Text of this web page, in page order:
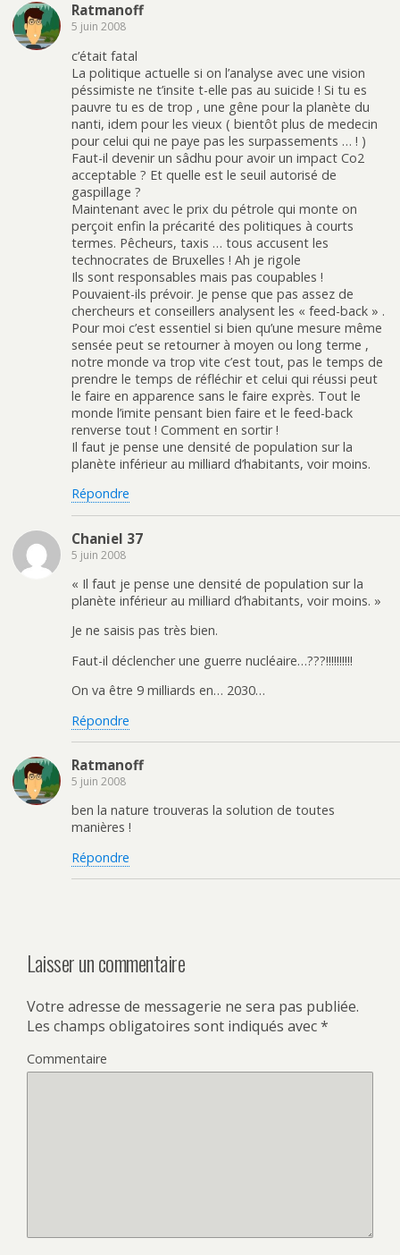
Ratmanoff
5 juin 2008
c’était fatal
La politique actuelle si on l’analyse avec une vision
péssimiste ne t’insite t-elle pas au suicide ! Si tu es
pauvre tu es de trop , une gêne pour la planète du
nanti, idem pour les vieux ( bientôt plus de medecin
pour celui qui ne paye pas les surpassements … ! )
Faut-il devenir un sâdhu pour avoir un impact Co2
acceptable ? Et quelle est le seuil autorisé de
gaspillage ?
Maintenant avec le prix du pétrole qui monte on
perçoit enfin la précarité des politiques à courts
termes. Pêcheurs, taxis … tous accusent les
technocrates de Bruxelles ! Ah je rigole
Ils sont responsables mais pas coupables !
Pouvaient-ils prévoir. Je pense que pas assez de
chercheurs et conseillers analysent les « feed-back » .
Pour moi c’est essentiel si bien qu’une mesure même
sensée peut se retourner à moyen ou long terme ,
notre monde va trop vite c’est tout, pas le temps de
prendre le temps de réfléchir et celui qui réussi peut
le faire en apparence sans le faire exprès. Tout le
monde l’imite pensant bien faire et le feed-back
renverse tout ! Comment en sortir !
Il faut je pense une densité de population sur la
planète inférieur au milliard d’habitants, voir moins.
Répondre
Chaniel 37
5 juin 2008
« Il faut je pense une densité de population sur la
planète inférieur au milliard d’habitants, voir moins. »
Je ne saisis pas très bien.
Faut-il déclencher une guerre nucléaire…???!!!!!!!!!!
On va être 9 milliards en… 2030…
Répondre
Ratmanoff
5 juin 2008
ben la nature trouveras la solution de toutes
manières !
Répondre
Laisser un commentaire
Votre adresse de messagerie ne sera pas publiée.
Les champs obligatoires sont indiqués avec*
Commentaire